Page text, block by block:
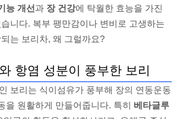
능 개선과 장 건강에 탁월한 효능을 가진
니다. 복부 팽만감이나 변비로 고생하는
는 보리차, 왜 그럴까요?
항염 성분이 풍부한 보리
보리는 식이섬유가 풍부해 장의 연동운동
을 원활하게 만들어줍니다. 특히 베타글루